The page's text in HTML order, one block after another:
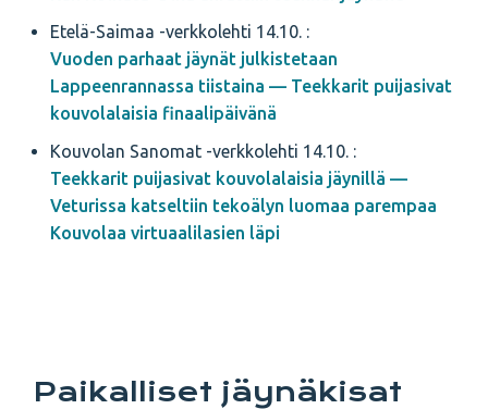
Etelä-Saimaa -verkkolehti 14.10. :
Vuoden parhaat jäynät julkistetaan
Lappeenrannassa tiistaina — Teekkarit puijasivat
kouvolalaisia finaalipäivänä
Kouvolan Sanomat -verkkolehti 14.10. :
Teekkarit puijasivat kouvolalaisia jäynillä —
Veturissa katseltiin tekoälyn luomaa parempaa
Kouvolaa virtuaalilasien läpi
Paikalliset jäynäkisat